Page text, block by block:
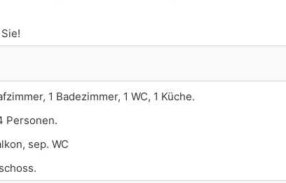
1 Badezimmer, 1 WC, 1 Küche.
Personen.
sep. WC